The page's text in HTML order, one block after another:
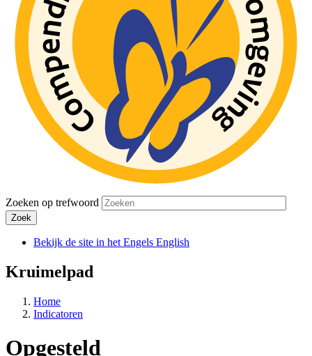
Zoeken op trefwoord
Zoek
Bekijk de site in het Engels English
Kruimelpad
Home
Indicatoren
Opgesteld